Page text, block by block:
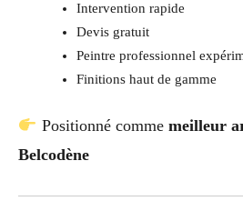
Intervention rapide
Devis gratuit
Peintre professionnel
Finitions haut de gamme
Positionné comme meilleur
Belcodène